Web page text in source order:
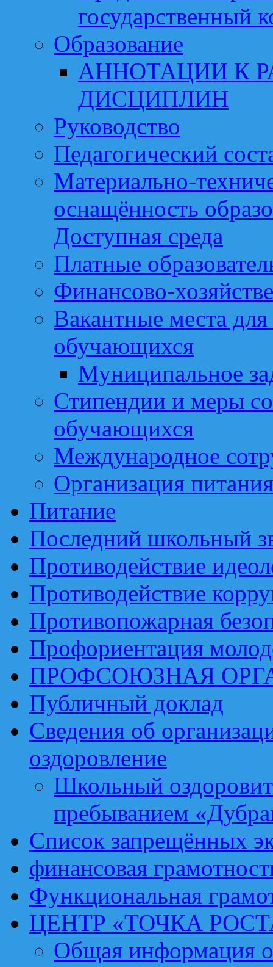
государственный
Образование
АННОТАЦИИ К
ДИСЦИПЛИН
Руководство
Педагогический
Материально-
оснащённость
Доступная среда
Платные
Финансово-
Вакантные места
обучающихся
Муниципальное
Стипендии и меры
обучающихся
Международное
Организация
Питание
Последний школьный
Противодействие
Противодействие
Противопожарная
Профориентация
ПРОФСОЮЗНАЯ
Публичный доклад
Сведения об
оздоровление
Школьный
пребыванием
Список запрещённых
финансовая
Функциональная
ЦЕНТР «ТОЧКА
Общая информация